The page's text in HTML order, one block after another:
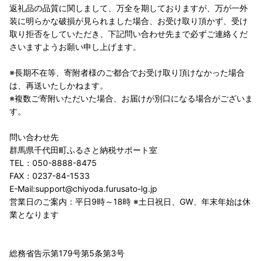
返礼品の品質に関しまして、万全を期しておりますが、万が一外
装に明らかな破損が見られました場合、お受け取り頂かず、受け
取り拒否をしていただき、下記問い合わせ先まで必ずご連絡くだ
さいますようお願い申し上げます。
※長期不在等、寄附者様のご都合でお受け取り頂けなかった場合
は、再送いたしかねます。
※複数ご寄附いただいた場合、お届けが別口になる場合がございま
す。
問い合わせ先
群馬県千代田町ふるさと納税サポート室
TEL：050-8888-8475
FAX：0237-84-1533
E-Mail:support@chiyoda.furusato-lg.jp
営業日のご案内：平日9時～18時 ※土日祝日、GW、年末年始は休
業となります
総務省告示第179号第5条第3号